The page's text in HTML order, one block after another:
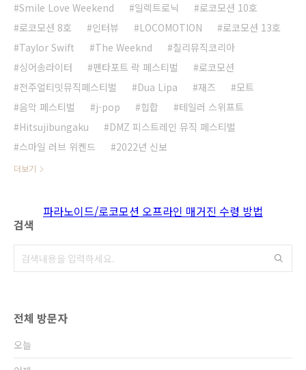
Smile Love Weekend
일렉트로닉
로코모션 10호
로코모션 8호
인터뷰 LOCOMOTION
로코모션 13호
Taylor Swift
The Weeknd
칠리뮤직코리아
싱어송라이터
펜타포트 락 페스티벌
로코모션
전주얼티밋뮤직페스티벌
Dua Lipa 재즈
모트
음악 페스티벌
j-pop 힙합
테일러 스위프트
Hitsujibungaku
DMZ 피스트레인 뮤직 페스티벌
스마일 러브 위켄드
2022년 신보
더보기
파라노이드/로코모션 오프라인 매거진 수령 방법
검색
전체 방문자
오늘